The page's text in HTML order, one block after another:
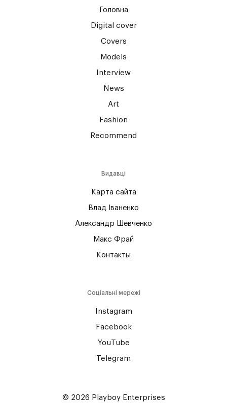
Головна
Digital cover
Covers
Models
Interview
News
Art
Fashion
Recommend
Видавці
Карта сайта
Влад Іваненко
Александр Шевченко
Макс Фрай
Контакты
Соціальні мережі
Instagram
Facebook
YouTube
Telegram
© 2026 Playboy Enterprises